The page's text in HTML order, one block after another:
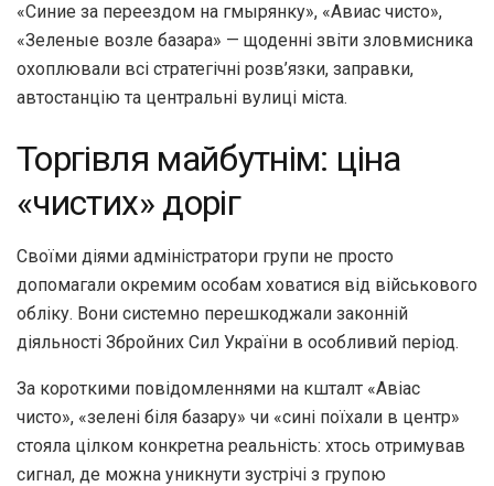
«Синие за переездом на гмырянку», «Авиас чисто»,
«Зеленые возле базара» — щоденні звіти зловмисника
охоплювали всі стратегічні розв’язки, заправки,
автостанцію та центральні вулиці міста.
Торгівля майбутнім: ціна
«чистих» доріг
Своїми діями адміністратори групи не просто
допомагали окремим особам ховатися від військового
обліку. Вони системно перешкоджали законній
діяльності Збройних Сил України в особливий період.
За короткими повідомленнями на кшталт «Авіас
чисто», «зелені біля базару» чи «сині поїхали в центр»
стояла цілком конкретна реальність: хтось отримував
сигнал, де можна уникнути зустрічі з групою